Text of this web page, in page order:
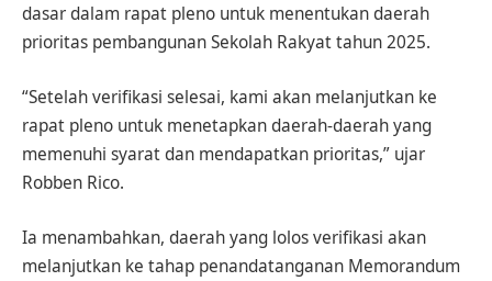
dasar dalam rapat pleno untuk menentukan daerah
prioritas pembangunan Sekolah Rakyat tahun 2025.
“Setelah verifikasi selesai, kami akan melanjutkan ke
rapat pleno untuk menetapkan daerah-daerah yang
memenuhi syarat dan mendapatkan prioritas,” ujar
Robben Rico.
Ia menambahkan, daerah yang lolos verifikasi akan
melanjutkan ke tahap penandatanganan Memorandum